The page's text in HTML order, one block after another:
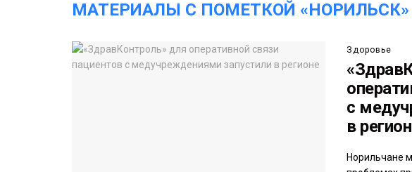
МАТЕРИАЛЫ С ПОМЕТКОЙ «НОРИЛЬСК»
Здоровье
с
в
Норильчане